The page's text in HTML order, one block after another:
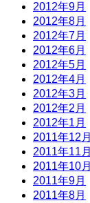
2012年9月
2012年8月
2012年7月
2012年6月
2012年5月
2012年4月
2012年3月
2012年2月
2012年1月
2011年12月
2011年11月
2011年10月
2011年9月
2011年8月